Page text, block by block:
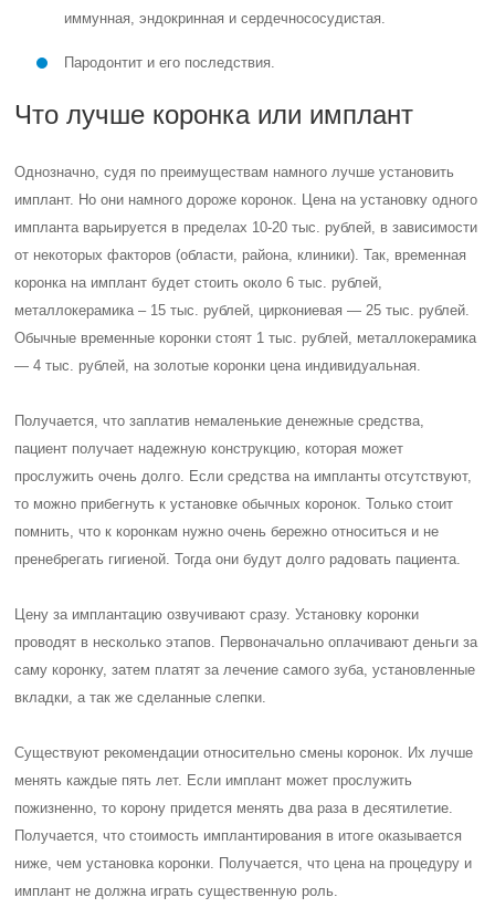
иммунная, эндокринная и сердечнососудистая.
Пародонтит и его последствия.
Что лучше коронка или имплант
Однозначно, судя по преимуществам намного лучше установить
имплант. Но они намного дороже коронок. Цена на установку одного
импланта варьируется в пределах 10-20 тыс. рублей, в зависимости
от некоторых факторов (области, района, клиники). Так, временная
коронка на имплант будет стоить около 6 тыс. рублей,
металлокерамика – 15 тыс. рублей, циркониевая — 25 тыс. рублей.
Обычные временные коронки стоят 1 тыс. рублей, металлокерамика
— 4 тыс. рублей, на золотые коронки цена индивидуальная.
Получается, что заплатив немаленькие денежные средства,
пациент получает надежную конструкцию, которая может
прослужить очень долго. Если средства на импланты отсутствуют,
то можно прибегнуть к установке обычных коронок. Только стоит
помнить, что к коронкам нужно очень бережно относиться и не
пренебрегать гигиеной. Тогда они будут долго радовать пациента.
Цену за имплантацию озвучивают сразу. Установку коронки
проводят в несколько этапов. Первоначально оплачивают деньги за
саму коронку, затем платят за лечение самого зуба, установленные
вкладки, а так же сделанные слепки.
Существуют рекомендации относительно смены коронок. Их лучше
менять каждые пять лет. Если имплант может прослужить
пожизненно, то корону придется менять два раза в десятилетие.
Получается, что стоимость имплантирования в итоге оказывается
ниже, чем установка коронки. Получается, что цена на процедуру и
имплант не должна играть существенную роль.